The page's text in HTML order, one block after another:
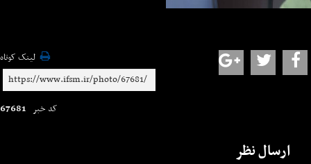
لینک کوتاه
کد خبر 67681
ارسال نظر